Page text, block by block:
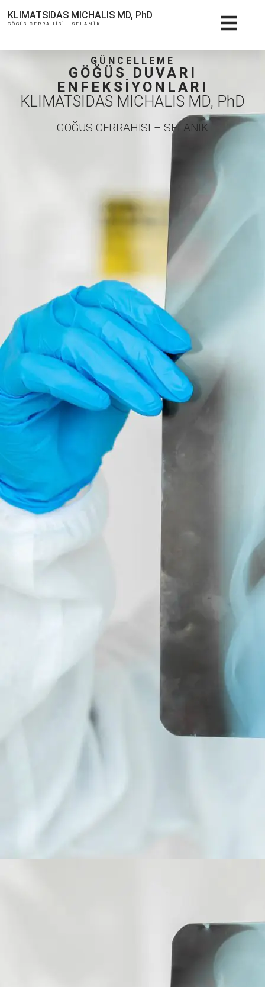
KLIMATSIDAS MICHALIS MD, PhD
GÖĞÜS CERRAHİSİ - SELANİK
GÜNCELLEME
GÖĞÜS DUVARI
ENFEKSİYONLARI
KLIMATSIDAS MICHALIS MD, PhD
GÖĞÜS CERRAHİSİ – SELANİK